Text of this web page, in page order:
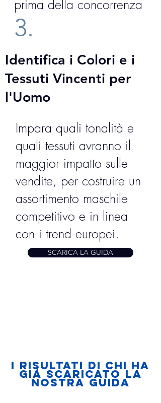
prima della concorrenza
3.
Identifica i Colori e i
Tessuti Vincenti per
l'Uomo
Impara quali tonalità e
quali tessuti avranno il
maggior impatto sulle
vendite, per costruire un
assortimento maschile
competitivo e in linea
con i trend europei.
SCARICA LA GUIDA
i risultati di chi ha
già scaricato la
nostra guida